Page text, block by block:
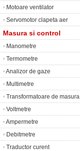
• Motoare ventilator
• Servomotor clapeta aer
Masura si control
• Manometre
• Termometre
•Analizor de gaze
• Multimetre
• Transformatoare de masura
• Voltmetre
•Ampermetre
• Debitmetre
• Traductor curent